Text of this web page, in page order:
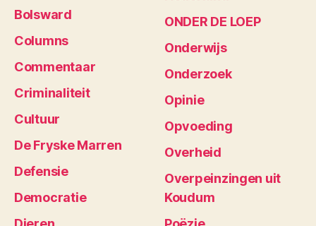
Bolsward
Columns
Commentaar
Criminaliteit
Cultuur
De Fryske Marren
Defensie
Democratie
ONDER DE LOEP
Onderwijs
Onderzoek
Opinie
Opvoeding
Overheid
Overpeinzingen uit
Koudum